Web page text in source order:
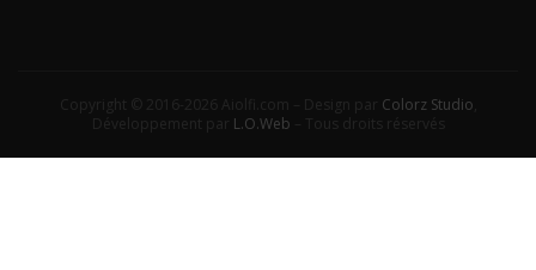
Colorz Studio
L.O.Web